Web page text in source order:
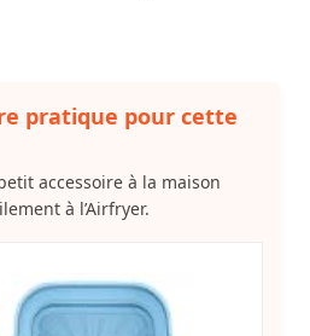
pratique pour cette
accessoire à la maison
à l’Airfryer.